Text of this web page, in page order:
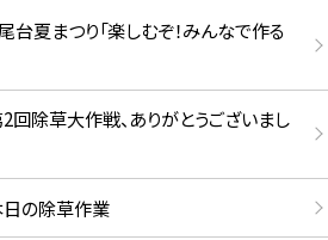
夏まつり「楽しむぞ！みんなで作る
回除草大作戦、ありがとうございまし
日の除草作業